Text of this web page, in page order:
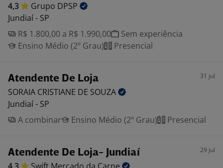
4,3 Grupo DPSP
Jundiaí - SP
R$ 1.800,00 a R$ 1.990,00
Sem experiência
Ensino Médio (2º Grau)
Presencial
Atendente De Loja 31 jul
SORAIA CRISTIANE DE SOUZA
Jundiaí - SP
A combinar
Ensino Médio (2º Grau) Presencial
Atendente De Loja- Jundiaí 29 jul